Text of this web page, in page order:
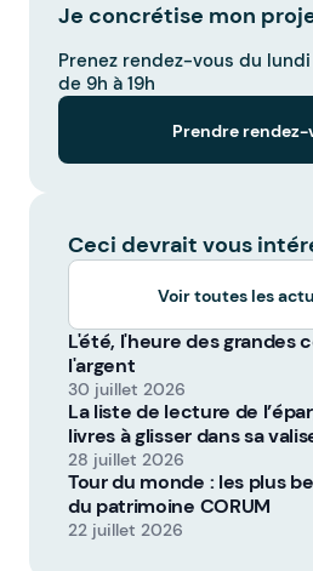
Je concrétise mon
Prenez rendez-vous du
de 9h à 19h
Prendre rendez-
Ceci devrait vous
Voir toutes les
L'été, l'heure des grandes
l'argent
30 juillet 2026
La liste de lecture de
livres à glisser dans sa
28 juillet 2026
Tour du monde : les plus
du patrimoine CORUM
22 juillet 2026